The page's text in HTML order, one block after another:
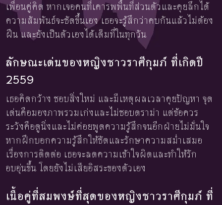
เพื่อนคู่คิด หากเจอคนที่เคารพพื้นที่ส่วนตัวและคุยลึกได้
ความสัมพันธ์จะชัดขึ้นเอง เธอจะรู้สึกว่าคบกันแล้วไม่ต้อง
ฝืน และยังเป็นตัวเองได้เต็มที่ในทุกวัน
ลักษณะเด่นของหญิงชาวราศีกุมภ์ ที่เกิดปี
2559
เธอคิดกว้าง ชอบสิ่งใหม่ และมีเหตุผลเวลาคุยปัญหา จุด
เด่นคือมองภาพรวมเก่งและไม่ชอบดราม่า แต่ข้อควร
ระวังคือดูนิ่งและไม่ค่อยพูดความรู้สึกจนอีกฝ่ายไม่มั่นใจ
หากฝึกบอกความรู้สึกให้ชัดและรักษาความสม่ำเสมอ
เรื่องการติดต่อ เธอจะลดความเข้าใจผิดและทำให้รัก
อบอุ่นขึ้น โดยยังไม่เสียอิสระของตัวเอง
เนื้อคู่ที่สมพงษ์ที่สุดของหญิงชาวราศีกุมภ์ ที่